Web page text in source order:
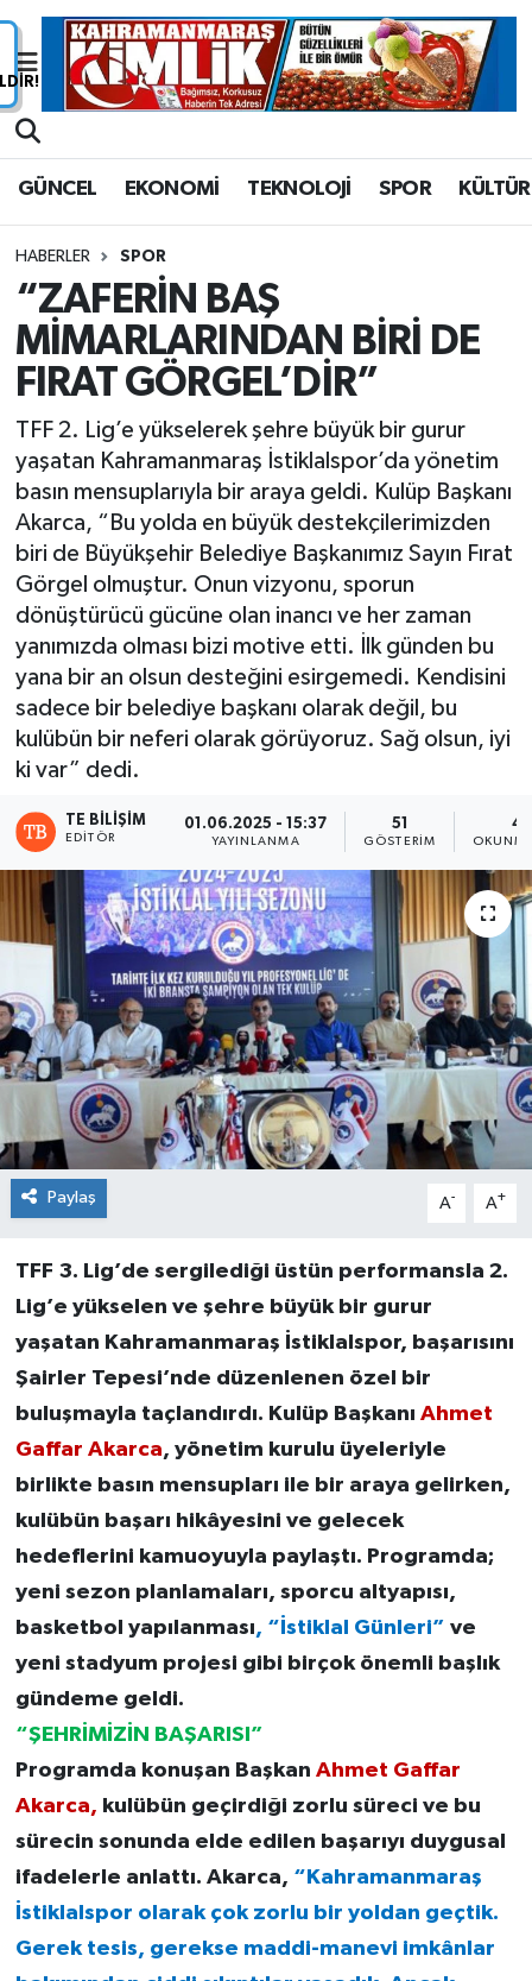
GÜNCEL EKONOMİ TEKNOLOJİ SPOR KÜLTÜR
HABERLER SPOR
“ZAFERİN BAŞ
MİMARLARINDAN BİRİ DE
FIRAT GÖRGEL’DİR”
TFF 2. Lig’e yükselerek şehre büyük bir gurur
yaşatan Kahramanmaraş İstiklalspor’da yönetim
basın mensuplarıyla bir araya geldi. Kulüp Başkanı
Akarca, “Bu yolda en büyük destekçilerimizden
biri de Büyükşehir Belediye Başkanımız Sayın Fırat
Görgel olmuştur. Onun vizyonu, sporun
dönüştürücü gücüne olan inancı ve her zaman
yanımızda olması bizi motive etti. İlk günden bu
yana bir an olsun desteğini esirgemedi. Kendisini
sadece bir belediye başkanı olarak değil, bu
kulübün bir neferi olarak görüyoruz. Sağ olsun, iyi
ki var” dedi.
TE BILIŞIM
EDITÖR
01.06.2025 - 15:37
YAYINLANMA
51
GÖSTERIM
4
Paylaş A- A+
TFF 3. Lig’de sergilediği üstün performansla 2.
Lig’e yükselen ve şehre büyük bir gurur
yaşatan Kahramanmaraş İstiklalspor, başarısını
Şairler Tepesi’nde düzenlenen özel bir
buluşmayla taçlandırdı. Kulüp Başkanı Ahmet
Gaffar Akarca, yönetim kurulu üyeleriyle
birlikte basın mensupları ile bir araya gelirken,
kulübün başarı hikâyesini ve gelecek
hedeflerini kamuoyuyla paylaştı. Programda;
yeni sezon planlamaları, sporcu altyapısı,
basketbol yapılanması, “İstiklal Günleri” ve
yeni stadyum projesi gibi birçok önemli başlık
gündeme geldi.
“ŞEHRİMİZİN BAŞARISI”
Programda konuşan Başkan Ahmet Gaffar
Akarca, kulübün geçirdiği zorlu süreci ve bu
sürecin sonunda elde edilen başarıyı duygusal
ifadelerle anlattı. Akarca, “Kahramanmaraş
İstiklalspor olarak çok zorlu bir yoldan geçtik.
Gerek tesis, gerekse maddi-manevi imkânlar
Nöbetçi Eczaneler
Trafik Durumu
Süper Lig Puan Durumu ve Fikstür
Tüm Manşetler
Son Dakika Haberleri
Haber Arşivi